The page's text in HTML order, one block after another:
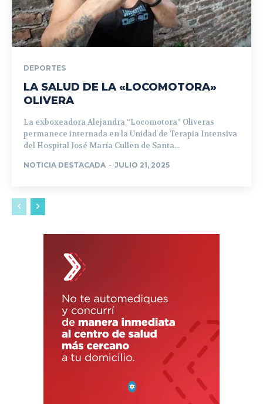
DEPORTES
LA SALUD DE LA «LOCOMOTORA»
OLIVERA
La exboxeadora Alejandra “Locomotora” Oliveras
permanece internada en la Unidad de Terapia Intensiva
del Hospital José María Cullen de Santa...
NOTICIA DESTACADA - JULIO 21, 2025